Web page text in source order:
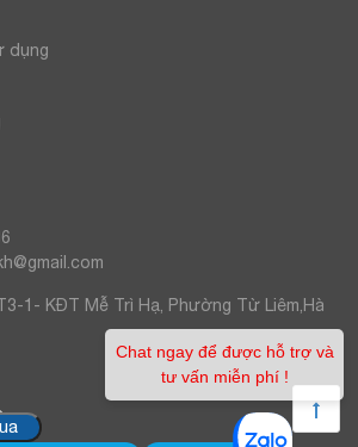
dụng
1- KĐT Mễ Trì Hạ, Phường Từ Liêm,Hà
Chat ngay để được hỗ trợ và
tư vấn miễn phí !